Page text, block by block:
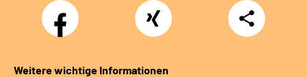
Facebook Xing
Teilen
Weitere wichtige Informationen